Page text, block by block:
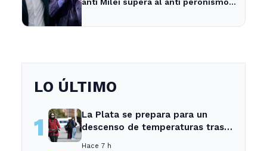
LO ÚLTIMO
1
La Plata se prepara para un
descenso de temperaturas tras
Hace 7 h